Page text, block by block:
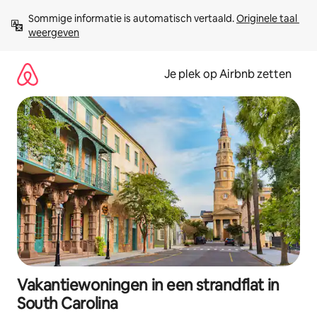
direct
naar
Sommige informatie is automatisch vertaald. Originele taal
weergeven
Je plek op Airbnb zetten
Vakantiewoningen in een strandflat in
South Carolina